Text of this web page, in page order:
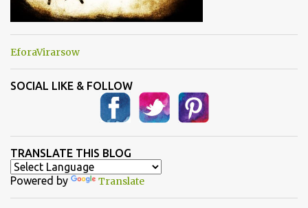
EforaVirarsow
SOCIAL LIKE & FOLLOW
TRANSLATE THIS BLOG
Powered by Translate